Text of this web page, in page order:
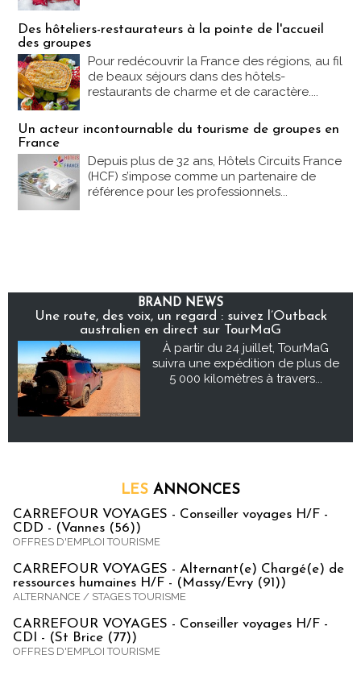
Des hôteliers-restaurateurs à la pointe de l'accueil
des groupes
Pour redécouvrir la France des régions, au fil
de beaux séjours dans des hôtels-
restaurants de charme et de caractère....
Un acteur incontournable du tourisme de groupes en
France
Depuis plus de 32 ans, Hôtels Circuits France
(HCF) s’impose comme un partenaire de
référence pour les professionnels...
BRAND NEWS
Une route, des voix, un regard : suivez l’Outback
australien en direct sur TourMaG
À partir du 24 juillet, TourMaG
suivra une expédition de plus de
5 000 kilomètres à travers...
LES ANNONCES
CARREFOUR VOYAGES - Conseiller voyages H/F -
CDD - (Vannes (56))
OFFRES D'EMPLOI TOURISME
CARREFOUR VOYAGES - Alternant(e) Chargé(e) de
ressources humaines H/F - (Massy/Evry (91))
ALTERNANCE / STAGES TOURISME
CARREFOUR VOYAGES - Conseiller voyages H/F -
CDI - (St Brice (77))
OFFRES D'EMPLOI TOURISME